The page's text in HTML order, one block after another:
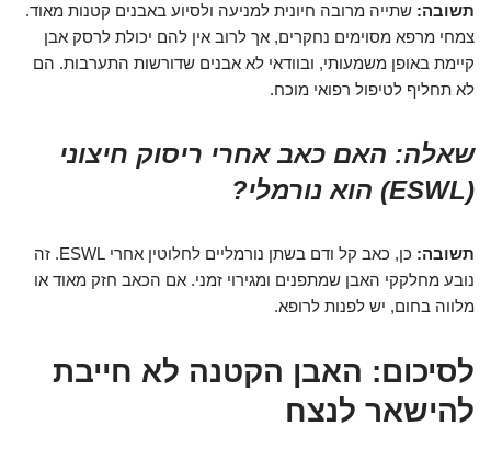
תשובה: שתייה מרובה חיונית למניעה ולסיוע באבנים קטנות מאוד.
צמחי מרפא מסוימים נחקרים, אך לרוב אין להם יכולת לרסק אבן
קיימת באופן משמעותי, ובוודאי לא אבנים שדורשות התערבות. הם
לא תחליף לטיפול רפואי מוכח.
שאלה: האם כאב אחרי ריסוק חיצוני
(ESWL) הוא נורמלי?
תשובה:
כן, כאב קל ודם בשתן נורמליים לחלוטין אחרי ESWL. זה
נובע מחלקקי האבן שמתפנים ומגירוי זמני. אם הכאב חזק מאוד או
מלווה בחום, יש לפנות לרופא.
לסיכום: האבן הקטנה לא חייבת
להישאר לנצח